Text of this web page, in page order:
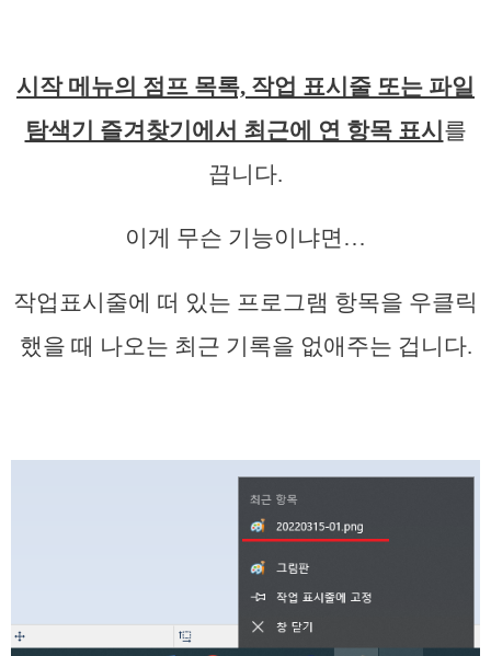
시작 메뉴의 점프 목록, 작업 표시줄 또는 파일
탐색기 즐겨찾기에서 최근에 연 항목 표시 를
끕니다.
이게 무슨 기능이냐면…
작업표시줄에 떠 있는 프로그램 항목을 우클릭
했을 때 나오는 최근 기록을 없애주는 겁니다.